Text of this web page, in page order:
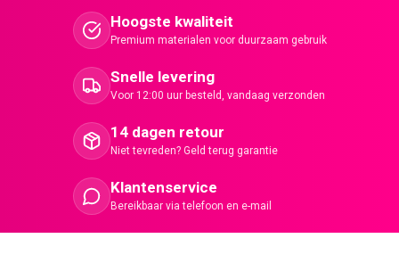
Hoogste kwaliteit
Premium materialen voor duurzaam gebruik
Snelle levering
Voor 12:00 uur besteld, vandaag verzonden
14 dagen retour
Niet tevreden? Geld terug garantie
Klantenservice
Bereikbaar via telefoon en e-mail